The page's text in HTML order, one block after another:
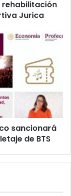
rehabilitación
Jurica
sancionará
de BTS